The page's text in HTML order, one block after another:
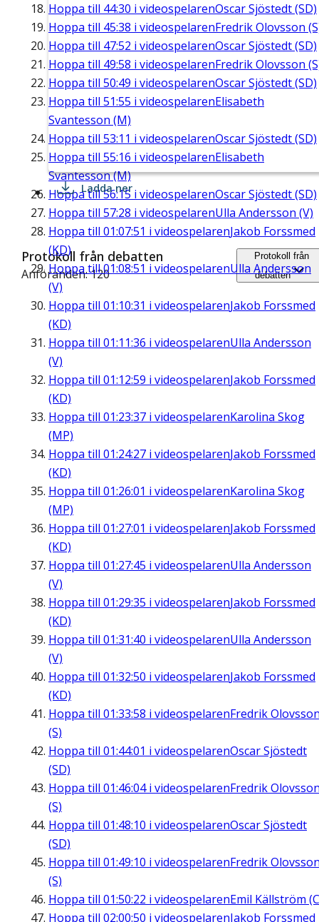
Hoppa till 44:30 i videospelarenOscar Sjöstedt (SD)
Hoppa till 45:38 i videospelarenFredrik Olovsson
Hoppa till 47:52 i videospelarenOscar Sjöstedt (SD)
Hoppa till 49:58 i videospelarenFredrik Olovsson
Hoppa till 50:49 i videospelarenOscar Sjöstedt (SD)
Hoppa till 51:55 i videospelarenElisabeth
Svantesson (M)
Hoppa till 53:11 i videospelarenOscar Sjöstedt (SD)
Hoppa till 55:16 i videospelarenElisabeth
Svantesson (M)
Hoppa till56:15 i videospelarenOscar Sjöstedt (SD)
Hoppa till 57:28 i videospelarenUlla Andersson (V)
Hoppa till 01:07:51 i videospelarenJakob Forssmed
(KD)
Hoppa till01:08:51 i videospelarenUlla Andersson
(V)
Hoppa till 01:10:31 i videospelarenJakob Forssmed
(KD)
Hoppa till 01:11:36 i videospelarenUlla Andersson
(V)
Hoppa till 01:12:59 i videospelarenJakob Forssmed
(KD)
Hoppa till 01:23:37 i videospelarenKarolina Skog
(MP)
Hoppa till 01:24:27 i videospelarenJakob Forssmed
(KD)
Hoppa till 01:26:01 i videospelarenKarolina Skog
(MP)
Hoppa till 01:27:01 i videospelarenJakob Forssmed
(KD)
Hoppa till 01:27:45 i videospelarenUlla Andersson
(V)
Hoppa till 01:29:35 i videospelarenJakob Forssmed
(KD)
Hoppa till 01:31:40 i videospelarenUlla Andersson
(V)
Hoppa till 01:32:50 i videospelarenJakob Forssmed
(KD)
Hoppa till 01:33:58 i videospelarenFredrik
(S)
Hoppa till 01:44:01 i videospelarenOscar Sjöstedt
(SD)
Hoppa till 01:46:04i videospelarenFredrik
(S)
Hoppa till 01:48:10 i videospelarenOscar Sjöstedt
(SD)
Hoppa till 01:49:10 i videospelarenFredrik
(S)
Hoppa till 01:50:22 i videospelarenEmil Källström
Hoppa till 02:00:50 i videospelarenJakob Forssmed
Ladda ner
Protokoll från debatten
Anföranden: 120
Protokoll från
debatten